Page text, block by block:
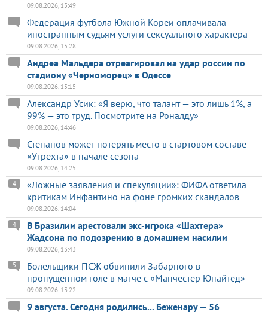
09.08.2026, 15:49
Федерация футбола Южной Кореи оплачивала
иностранным судьям услуги сексуального характера
09.08.2026, 15:28
Андреа Мальдера отреагировал на удар россии по
стадиону «Черноморец» в Одессе
09.08.2026, 15:15
Александр Усик: «Я верю, что талант — это лишь 1%, а
99% — это труд. Посмотрите на Роналду»
09.08.2026, 14:46
Степанов может потерять место в стартовом составе
«Утрехта» в начале сезона
09.08.2026, 14:25
«Ложные заявления и спекуляции»: ФИФА ответила
критикам Инфантино на фоне громких скандалов
4
09.08.2026, 14:04
В Бразилии арестовали экс-игрока «Шахтера»
Жадсона по подозрению в домашнем насилии
4
09.08.2026, 13:43
Болельщики ПСЖ обвинили Забарного в
пропущенном голе в матче с «Манчестер Юнайтед»
5
09.08.2026, 13:22
9 августа. Сегодня родились... Беженару — 56